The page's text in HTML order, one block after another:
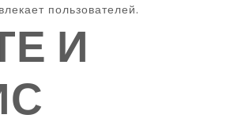
пользователей.
И